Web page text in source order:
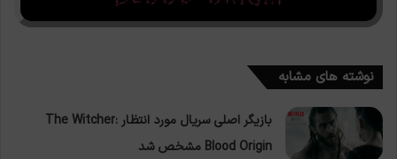
نوشته های مشابه
بازیگر اصلی سریال مورد انتظار The Witcher:
Blood Origin مشخص شد